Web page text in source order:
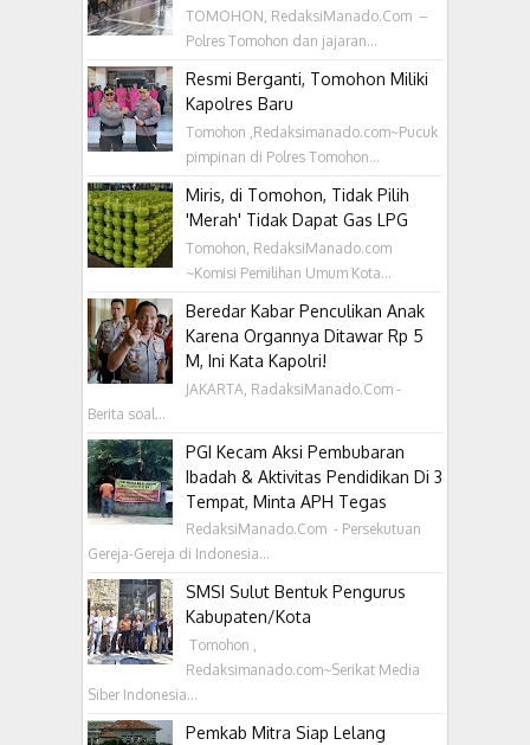
TOMOHON, RedaksiManado.Com –
Polres Tomohon dan jajaran...
Resmi Berganti, Tomohon Miliki
Kapolres Baru
Tomohon ,Redaksimanado.com~Pucuk
pimpinan di Polres Tomohon...
Miris, di Tomohon, Tidak Pilih
'Merah' Tidak Dapat Gas LPG
Tomohon, RedaksiManado.com
~Komisi Pemilihan Umum Kota...
Beredar Kabar Penculikan Anak
Karena Organnya Ditawar Rp 5
M, Ini Kata Kapolri!
JAKARTA, RadaksiManado.Com -
Berita soal...
PGI Kecam Aksi Pembubaran
Ibadah & Aktivitas Pendidikan Di 3
Tempat, Minta APH Tegas
RedaksiManado.Com - Persekutuan
Gereja-Gereja di Indonesia...
SMSI Sulut Bentuk Pengurus
Kabupaten/Kota
‎ Tomohon ,
Redaksimanado.com~Serikat Media
Siber Indonesia...
Pemkab Mitra Siap Lelang